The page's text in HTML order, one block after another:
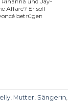
Affäre? Er soll
betrügen
, Mutter, Sängerin,